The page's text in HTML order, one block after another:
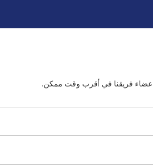
أعضاء فريقنا في أقرب وقت ممكن.